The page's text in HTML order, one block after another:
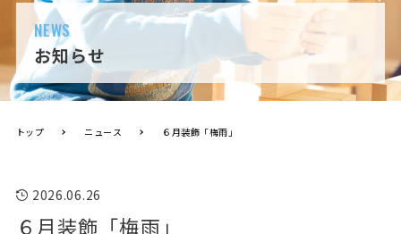
NEWS
お知らせ
トップ ニュース ６月装飾「梅雨」
2026.06.26
６月装飾「梅雨」